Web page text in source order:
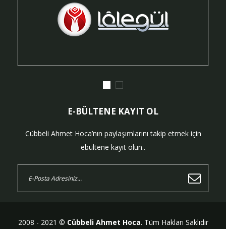
E-BÜLTENE KAYIT OL
Cübbeli Ahmet Hoca’nın paylaşımlarını takip etmek için
ebültene kayıt olun..
2008 - 2021 © Cübbeli Ahmet Hoca. Tüm Hakları Saklıdır